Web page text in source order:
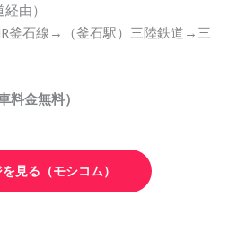
由）
釜石線→（釜石駅）三陸鉄道→三
料金無料）
見る（モシコム）